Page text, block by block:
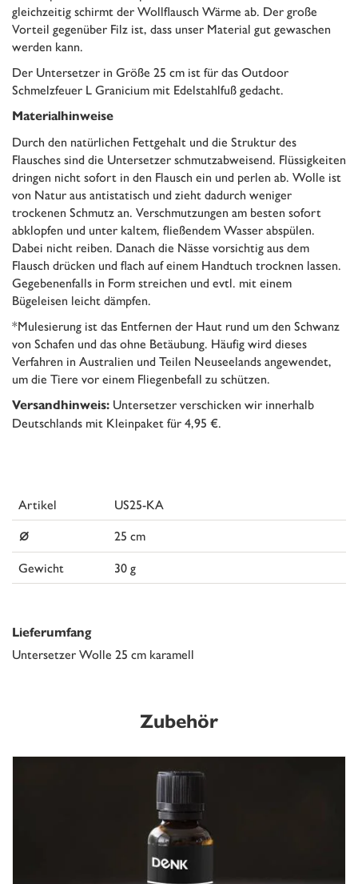
gleichzeitig schirmt der Wollflausch Wärme ab. Der große
Vorteil gegenüber Filz ist, dass unser Material gut gewaschen
werden kann.
Der Untersetzer in Größe 25 cm ist für das Outdoor
Schmelzfeuer L Granicium mit Edelstahlfuß gedacht.
Materialhinweise
Durch den natürlichen Fettgehalt und die Struktur des
Flausches sind die Untersetzer schmutzabweisend. Flüssigkeiten
dringen nicht sofort in den Flausch ein und perlen ab. Wolle ist
von Natur aus antistatisch und zieht dadurch weniger
trockenen Schmutz an. Verschmutzungen am besten sofort
abklopfen und unter kaltem, fließendem Wasser abspülen.
Dabei nicht reiben. Danach die Nässe vorsichtig aus dem
Flausch drücken und flach auf einem Handtuch trocknen lassen.
Gegebenenfalls in Form streichen und evtl. mit einem
Bügeleisen leicht dämpfen.
*Mulesierung ist das Entfernen der Haut rund um den Schwanz
von Schafen und das ohne Betäubung. Häufig wird dieses
Verfahren in Australien und Teilen Neuseelands angewendet,
um die Tiere vor einem Fliegenbefall zu schützen.
Versandhinweis: Untersetzer verschicken wir innerhalb
Deutschlands mit Kleinpaket für 4,95 €.
Artikel US25-KA
⌀
25 cm
Gewicht
30 g
Lieferumfang
Untersetzer Wolle 25 cm karamell
Zubehör